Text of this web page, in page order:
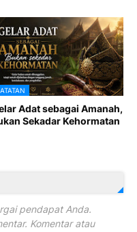
Adat sebagai Amanah,
Sekadar Kehormatan
pendapat Anda.
Komentar atau